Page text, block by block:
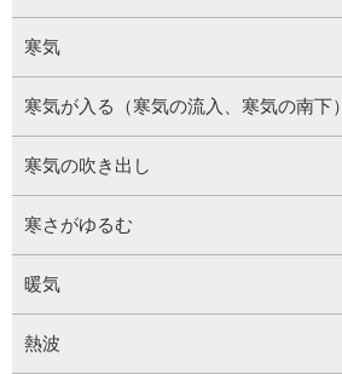
寒気
寒気が入る（寒気の流入、寒気の南下）
寒気の吹き出し
寒さがゆるむ
暖気
熱波